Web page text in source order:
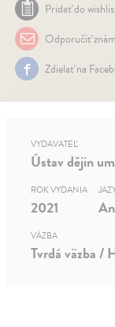
Pridať do
Odporučiť
Zdielať na
VYDAVATEĽ
Ústav dějin
ROK VYDANIA
2021
VÄZBA
Tvrdá väzba /